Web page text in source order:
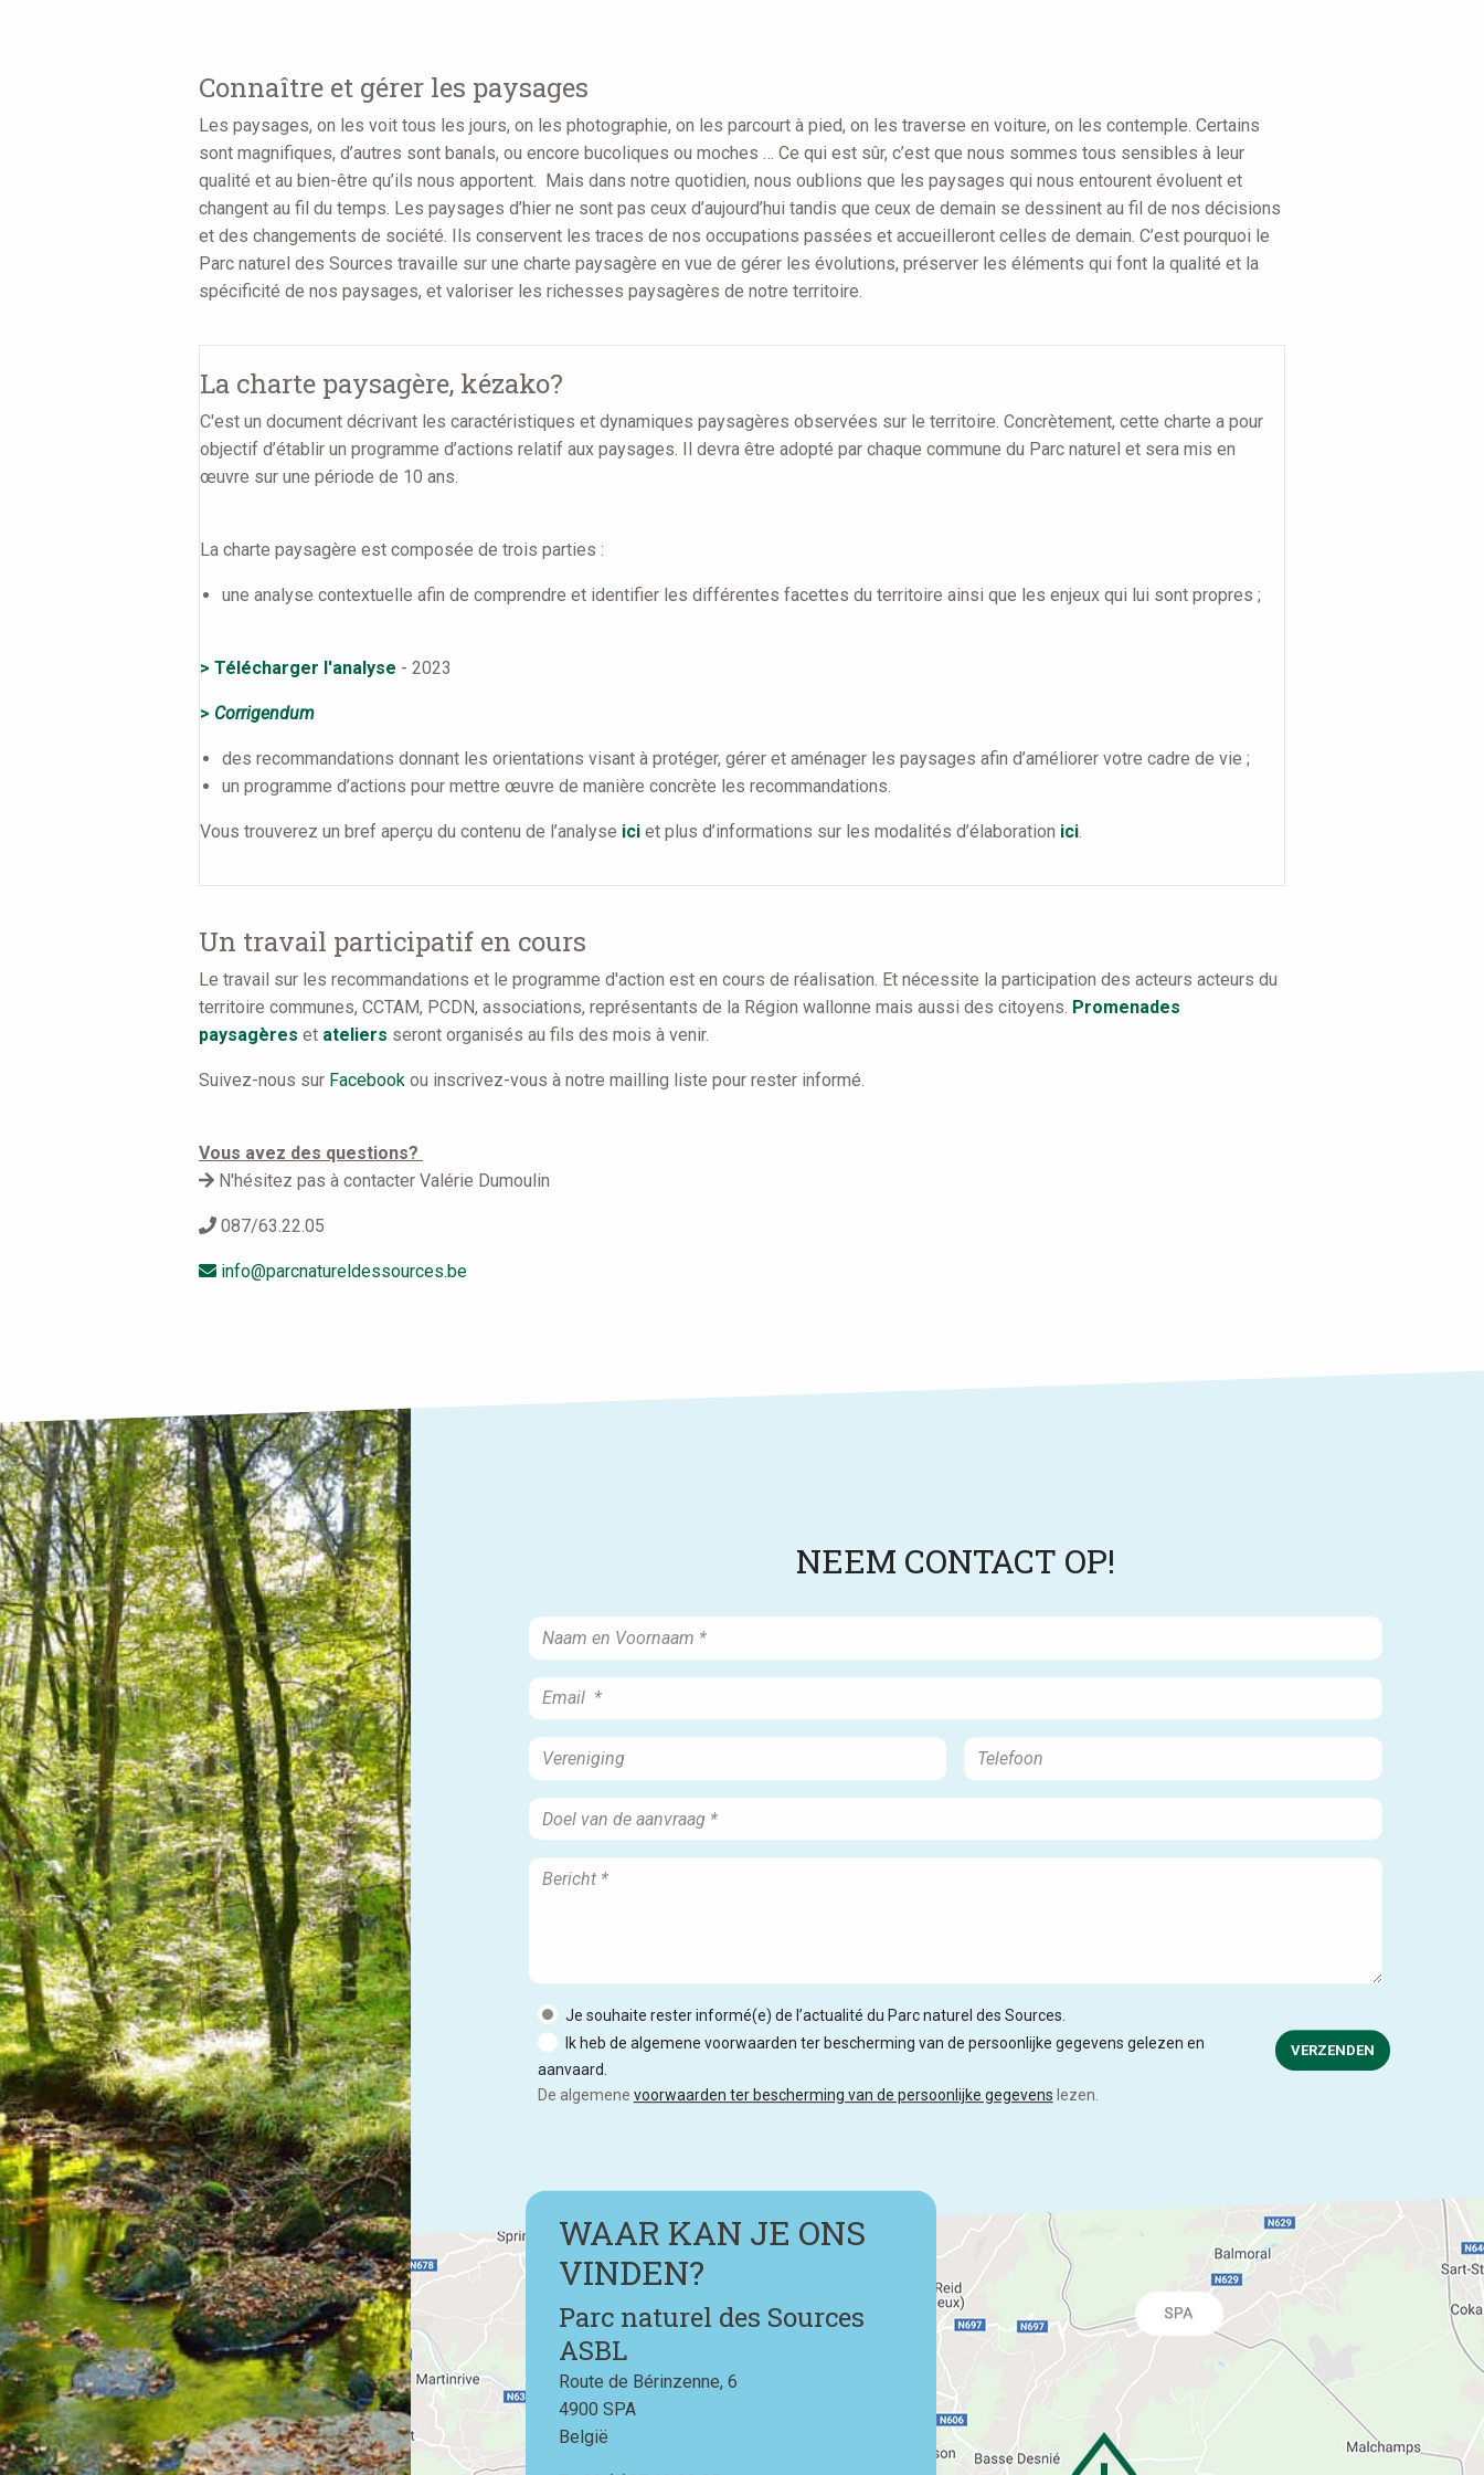
Connaître et gérer les paysages
Les paysages, on les voit tous les jours, on les photographie, on les parcourt à pied, on les traverse en voiture, on les contemple. Certains
sont magnifiques, d’autres sont banals, ou encore bucoliques ou moches … Ce qui est sûr, c’est que nous sommes tous sensibles à leur
qualité et au bien-être qu’ils nous apportent. Mais dans notre quotidien, nous oublions que les paysages qui nous entourent évoluent et
changent au fil du temps. Les paysages d’hier ne sont pas ceux d’aujourd’hui tandis que ceux de demain se dessinent au fil de nos décisions
et des changements de société. Ils conservent les traces de nos occupations passées et accueilleront celles de demain. C’est pourquoi le
Parc naturel des Sources travaille sur une charte paysagère en vue de gérer les évolutions, préserver les éléments qui font la qualité et la
spécificité de nos paysages, et valoriser les richesses paysagères de notre territoire.
La charte paysagère, kézako?
C'est un document décrivant les caractéristiques et dynamiques paysagères observées sur le territoire. Concrètement, cette charte a pour
objectif d’établir un programme d’actions relatif aux paysages. Il devra être adopté par chaque commune du Parc naturel et sera mis en
œuvre sur une période de 10 ans.
La charte paysagère est composée de trois parties :
une analyse contextuelle afin de comprendre et identifier les différentes facettes du territoire ainsi que les enjeux qui lui sont propres ;
> Télécharger l'analyse - 2023
> Corrigendum
des recommandations donnant les orientations visant à protéger, gérer et aménager les paysages afin d’améliorer votre cadre de vie ;
un programme d’actions pour mettre œuvre de manière concrète les recommandations.
Vous trouverez un bref aperçu du contenu de l’analyse ici et plus d’informations sur les modalités d’élaboration ici.
Un travail participatif en cours
Le travail sur les recommandations et le programme d'action est en cours de réalisation. Et nécessite la participation des acteurs acteurs du
territoire communes, CCTAM, PCDN, associations, représentants de la Région wallonne mais aussi des citoyens. Promenades
paysagères et ateliers seront organisés au fils des mois à venir.
Suivez-nous sur Facebook ou inscrivez-vous à notre mailling liste pour rester informé.
Vous avez des questions?
N'hésitez pas à contacter Valérie Dumoulin
087/63.22.05
info@parcnatureldessources.be
NEEM CONTACT OP!
Je souhaite rester informé(e) de l’actualité du Parc naturel des Sources.
Ik heb de algemene voorwaarden ter bescherming van de persoonlijke gegevens gelezen en
aanvaard.
De algemene voorwaarden ter bescherming van de persoonlijke gegevens lezen.
VERZENDEN
WAAR KAN JE ONS
VINDEN?
Parc naturel des Sources
ASBL
Route de Bérinzenne, 6
4900 SPA
België